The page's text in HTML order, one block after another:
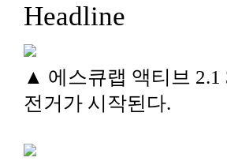
Headline
▲ 에스큐랩 액티브 2.1
전거가 시작된다.